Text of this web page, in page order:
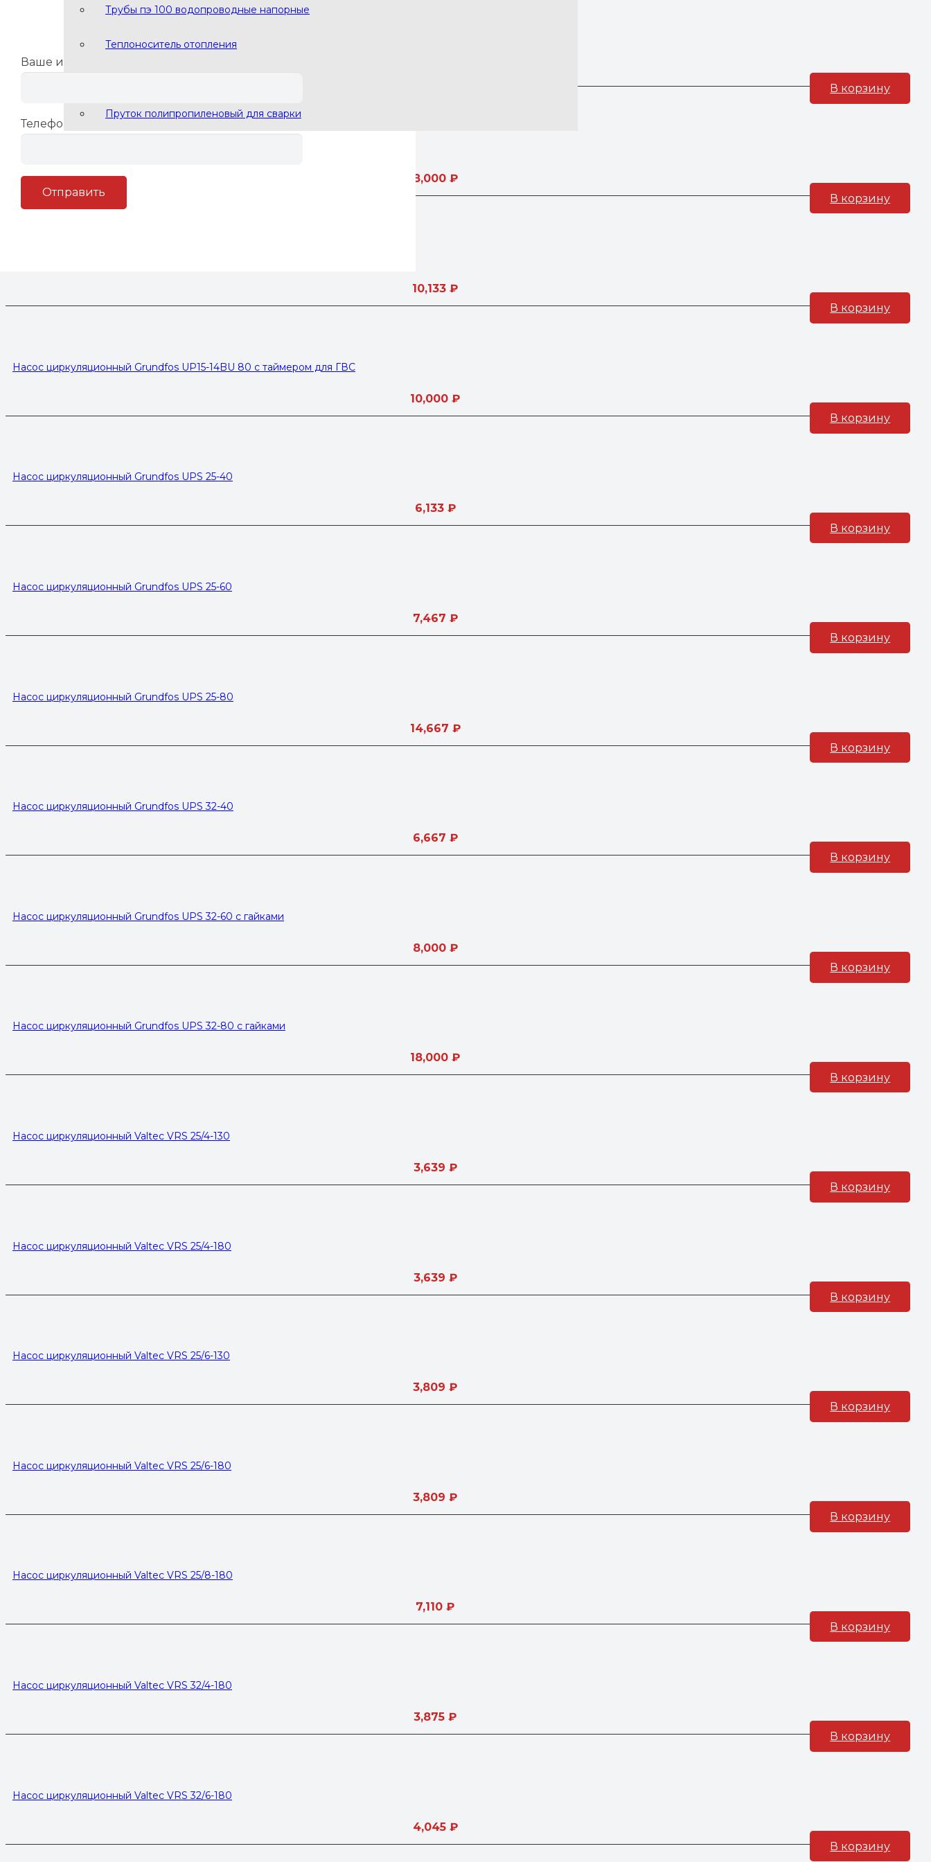
Трубы пэ 100 водопроводные напорные
Теплоноситель отопления
Пруток полипропиленовый для сварки
Ваше имя
Телефон
Насос циркуляционный Grundfos P15-14B PM для ГВС
В корзину
8,000 ₽
В корзину
10,133 ₽
В корзину
Насос циркуляционный Grundfos UP15-14BU 80 с таймером для ГВС
10,000 ₽
В корзину
Насос циркуляционный Grundfos UPS 25-40
6,133 ₽
В корзину
Насос циркуляционный Grundfos UPS 25-60
7,467 ₽
В корзину
Насос циркуляционный Grundfos UPS 25-80
14,667 ₽
В корзину
Насос циркуляционный Grundfos UPS 32-40
6,667 ₽
В корзину
Насос циркуляционный Grundfos UPS 32-60 с гайками
8,000 ₽
В корзину
Насос циркуляционный Grundfos UPS 32-80 с гайками
18,000 ₽
В корзину
Насос циркуляционный Valtec VRS 25/4-130
3,639 ₽
В корзину
Насос циркуляционный Valtec VRS 25/4-180
3,639 ₽
В корзину
Насос циркуляционный Valtec VRS 25/6-130
3,809 ₽
В корзину
Насос циркуляционный Valtec VRS 25/6-180
3,809 ₽
В корзину
Насос циркуляционный Valtec VRS 25/8-180
7,110 ₽
В корзину
Насос циркуляционный Valtec VRS 32/4-180
3,875 ₽
В корзину
Насос циркуляционный Valtec VRS 32/6-180
4,045 ₽
В корзину